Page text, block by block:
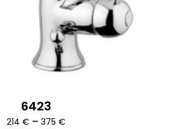
6423
214 € – 375 €Ártartomány: